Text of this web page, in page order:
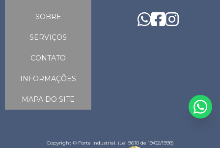
SOBRE
SERVIÇOS
CONTATO
INFORMAÇÕES
MAPA DO SITE
Copyright © Forte Industrial. (Lei 9610 de 19/02/1998)